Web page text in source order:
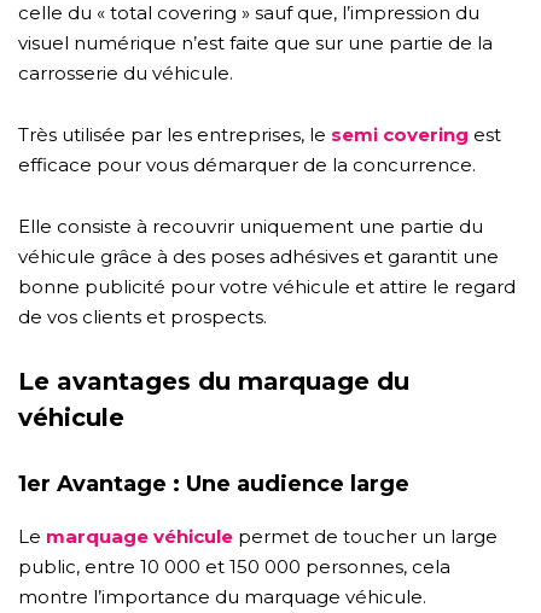
celle du « total covering » sauf que, l’impression du
visuel numérique n’est faite que sur une partie de la
carrosserie du véhicule.
Très utilisée par les entreprises, le semi covering est
efficace pour vous démarquer de la concurrence.
Elle consiste à recouvrir uniquement une partie du
véhicule grâce à des poses adhésives et garantit une
bonne publicité pour votre véhicule et attire le regard
de vos clients et prospects.
Le avantages du marquage du
véhicule
1er Avantage : Une audience large
Le marquage véhicule permet de toucher un large
public, entre 10 000 et 150 000 personnes, cela
montre l’importance du marquage véhicule.